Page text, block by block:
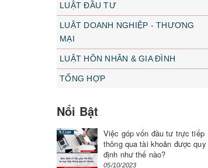
LUẬT ĐẦU TƯ
LUẬT DOANH NGHIỆP - THƯƠNG
MẠI
LUẬT HÔN NHÂN & GIA ĐÌNH
TỔNG HỢP
Nổi Bật
Việc góp vốn đầu tư trực tiếp
thông qua tài khoản được quy
định như thế nào?
05/10/2023